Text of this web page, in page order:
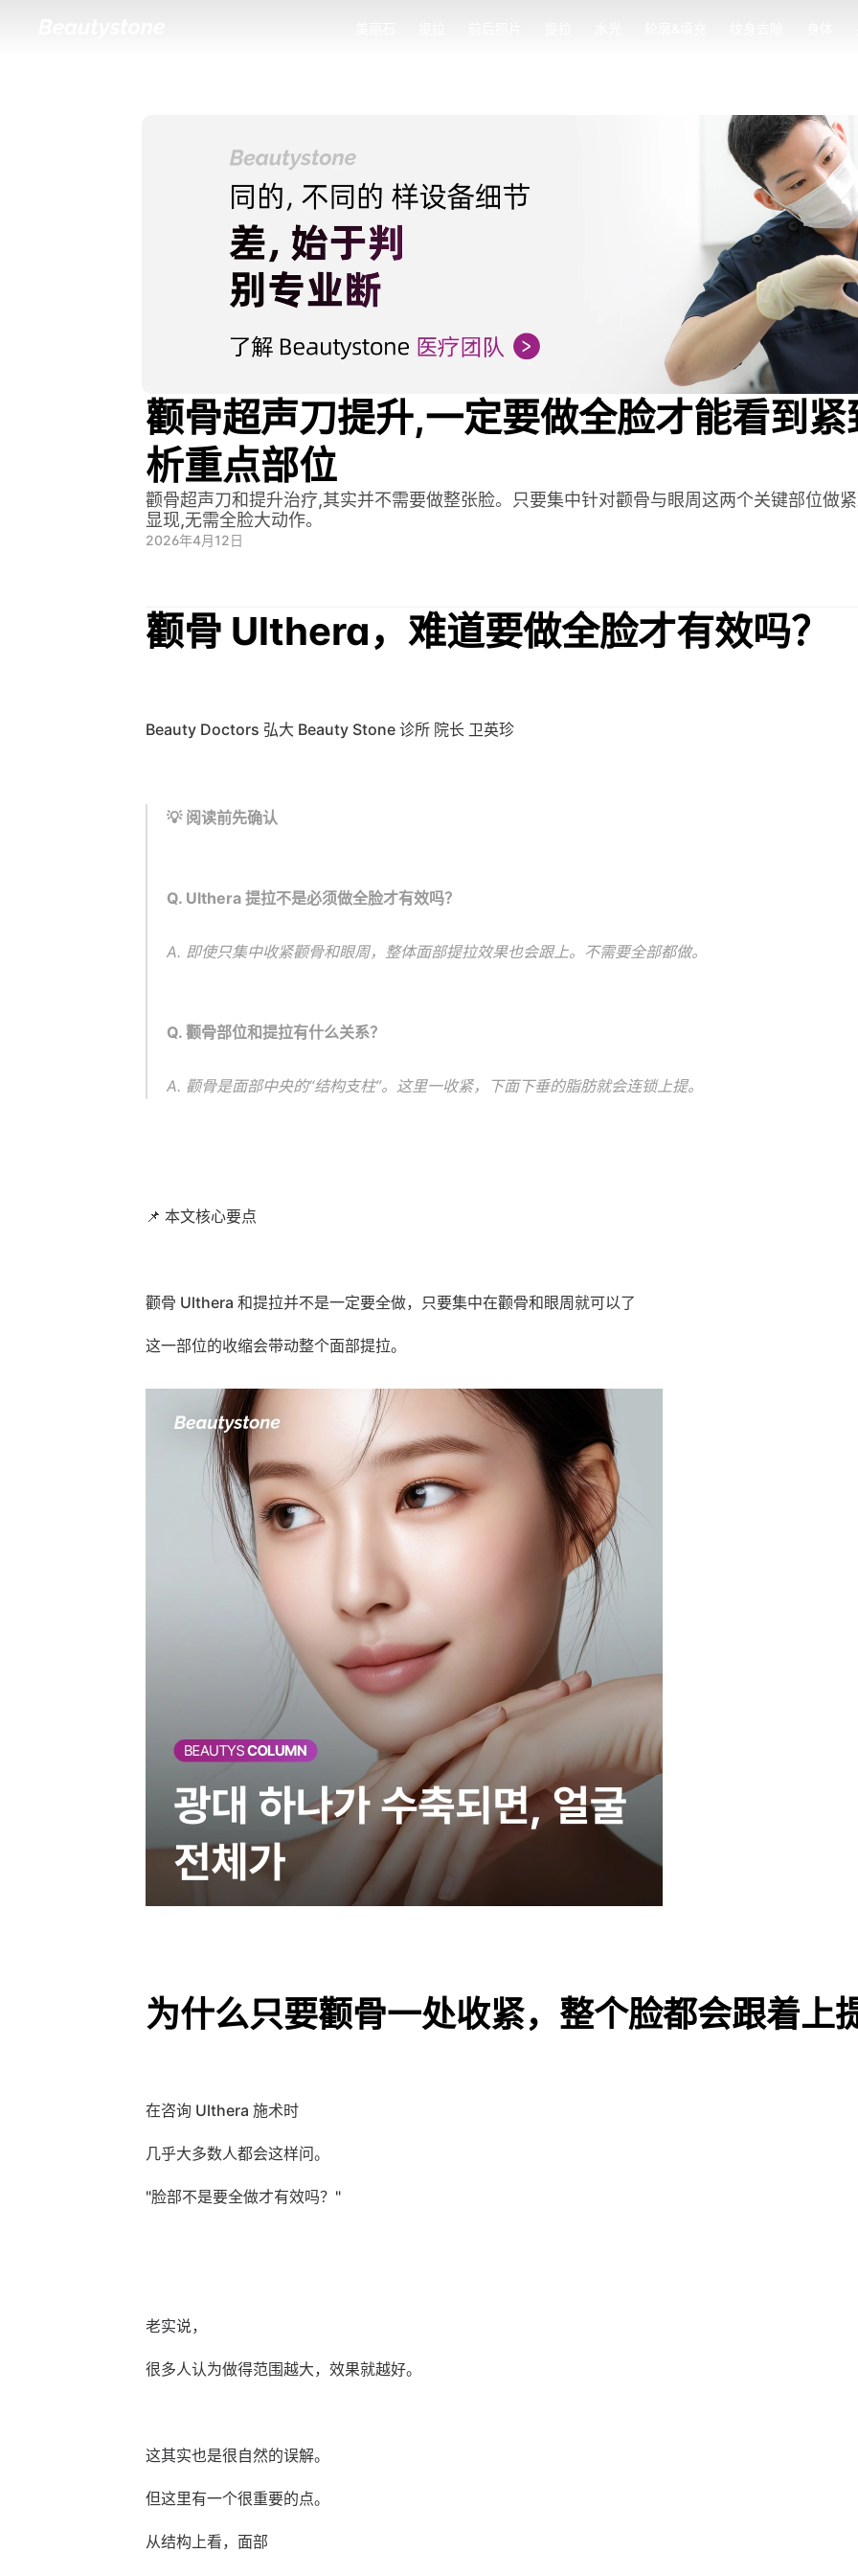
颧骨超声刀提升,一定要做全脸才能看到
析重点部位
颧骨超声刀和提升治疗,其实并不需要做整张脸。只要集中针对颧骨与眼周这两个关键部位做
显现,无需全脸大动作。
2026年4月12日
颧骨 Ulthera，难道要做全脸才有效吗？
Beauty Doctors 弘大 Beauty Stone 诊所 院长 卫英珍
💡 阅读前先确认
Q. Ulthera 提拉不是必须做全脸才有效吗？
A. 即使只集中收紧颧骨和眼周，整体面部提拉效果也会跟上。不需要全部都做。
Q. 颧骨部位和提拉有什么关系？
A. 颧骨是面部中央的“结构支柱”。这里一收紧，下面下垂的脂肪就会连锁上提。
📌 本文核心要点
颧骨 Ulthera 和提拉并不是一定要全做，只要集中在颧骨和眼周就可以了
这一部位的收缩会带动整个面部提拉。
为什么只要颧骨一处收紧，整个脸都会跟着上
在咨询 Ulthera 施术时
几乎大多数人都会这样问。
"脸部不是要全做才有效吗？"
老实说，
很多人认为做得范围越大，效果就越好。
这其实也是很自然的误解。
但这里有一个很重要的点。
从结构上看，面部